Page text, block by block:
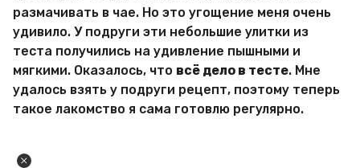
размачивать в чае. Но это угощение меня очень
удивило. У подруги эти небольшие улитки из
теста получились на удивление пышными и
мягкими. Оказалось, что всё дело в тесте. Мне
удалось взять у подруги рецепт, поэтому теперь
такое лакомство я сама готовлю регулярно.